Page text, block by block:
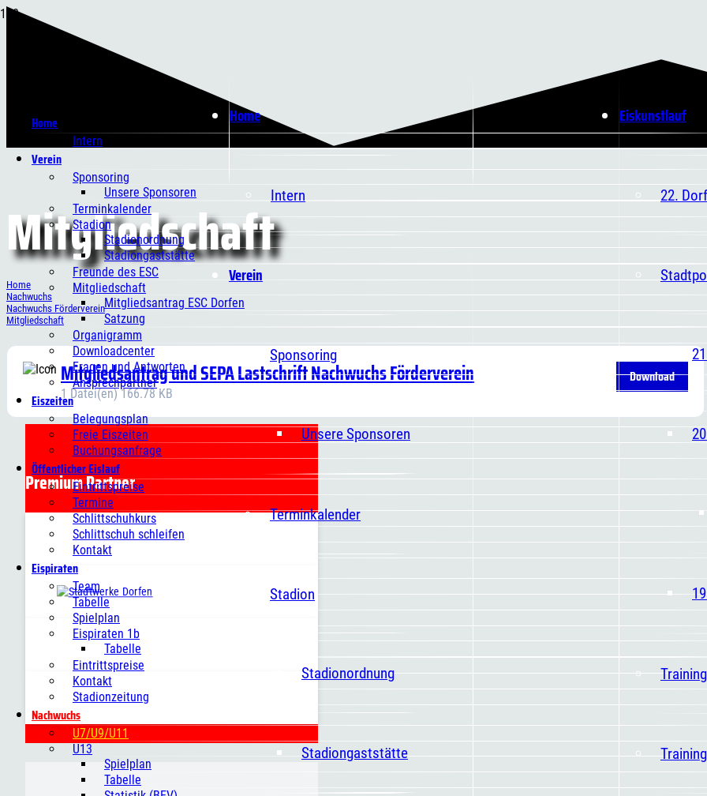
Eiskunstlauf
22.
Home
Intern
Verein
Sponsoring
Unsere Sponsoren
Terminkalender
Stadion
Stadionordnung
Stadiongaststätte
Home
Intern
Verein
Sponsoring
Unsere Sponsoren
Terminkalender
Stadion
Stadionordnung
Stadiongaststätte
Freunde des ESC
Mitgliedschaft
Mitgliedsantrag ESC Dorfen
Satzung
Organigramm
Downloadcenter
Fragen und Antworten
Ansprechpartner
Eiszeiten
Belegungsplan
Freie Eiszeiten
Buchungsanfrage
Öffentlicher Eislauf
Eintrittspreise
Termine
Schlittschuhkurs
Schlittschuh schleifen
Kontakt
Eispiraten
Team
Tabelle
Spielplan
Eispiraten 1b
Tabelle
Eintrittspreise
Kontakt
Stadionzeitung
Nachwuchs
U7/U9/U11
U13
Spielplan
Tabelle
Mitgliedschaft
Home
Nachwuchs
Nachwuchs Förderverein
Mitgliedschaft
Mitgliedsantrag und SEPA Lastschrift Nachwuchs Förderverein
1 Datei(en) 166.78 KB
Download
Premium Partner